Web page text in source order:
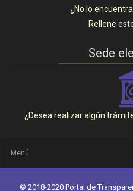
¿No lo
Rellene
Sede
¿Desea realizar algún
© 2018-2020 Portal de